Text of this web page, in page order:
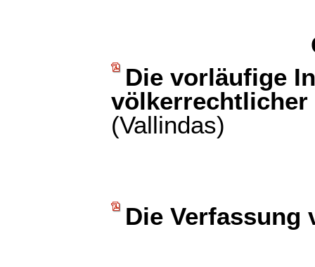
Die vorläufige
völkerrechtlicher
(Vallindas)
Die Verfassung